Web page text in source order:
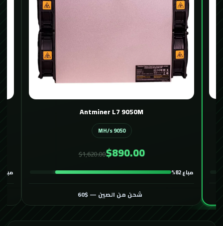
Avalon 1466 116T
116 TH/s
$400.00
$600.00
مباع 86%
شحن من الصين — $60
مباع 82%